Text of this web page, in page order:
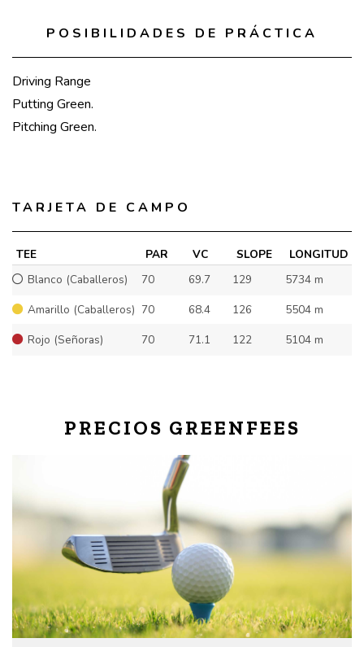
POSIBILIDADES DE PRÁCTICA
Driving Range
Putting Green.
Pitching Green.
TARJETA DE CAMPO
TEE PAR VC SLOPE
LONGITUD
Blanco (Caballeros)
70 69.7 129
5734 m
Amarillo (Caballeros) 70 68.4 126
5504 m
Rojo (Señoras)
70 71.1 122 5104 m
PRECIOS GREENFEES